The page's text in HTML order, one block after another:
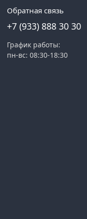
Обратная связь
+7 (933) 888 30 30
График работы:
пн-вс: 08:30-18:30